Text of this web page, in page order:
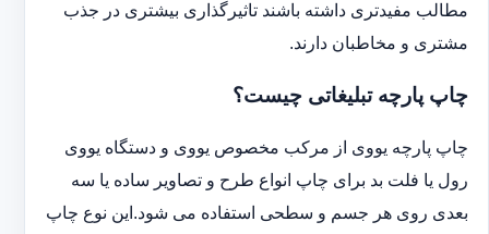
مطالب مفیدتری داشته باشند تاثیرگذاری بیشتری در جذب
مشتری و مخاطبان دارند.
چاپ پارچه تبلیغاتی چیست؟
چاپ پارچه یووی از مرکب مخصوص یووی و دستگاه یووی
رول یا فلت بد برای چاپ انواع طرح و تصاویر ساده یا سه
بعدی روی هر جسم و سطحی استفاده می شود.این نوع چاپ